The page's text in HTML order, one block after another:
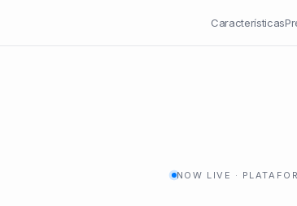
Características
NOW LIVE ·